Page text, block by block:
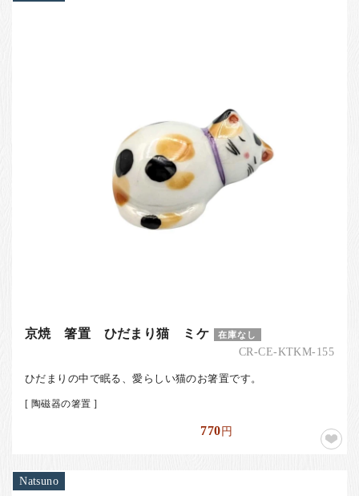
京焼 箸置 ひだまり猫 ミケ 在庫なし
CR-CE-KTKM-155
ひだまりの中で眠る、愛らしい猫のお箸置です。
[ 陶磁器の箸置 ]
770円
Natsuno